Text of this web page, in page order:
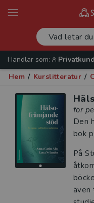
Handlar som:
Privatkund
Hem / Kurslitteratur /
för
Den
bok
På
även